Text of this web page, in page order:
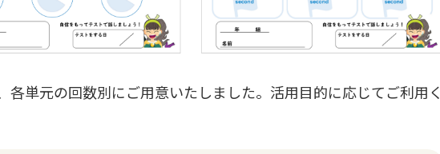
各単元の回数別にご用意いたしました。活用目的に応じてご利用く